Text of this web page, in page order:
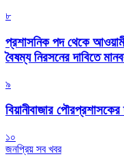
৮
প্রশাসনিক পদ থেকে
বৈষম্য নিরসনের দাবিতে
৯
বিয়ানীবাজার
১০
জনপ্রিয় সব খবর